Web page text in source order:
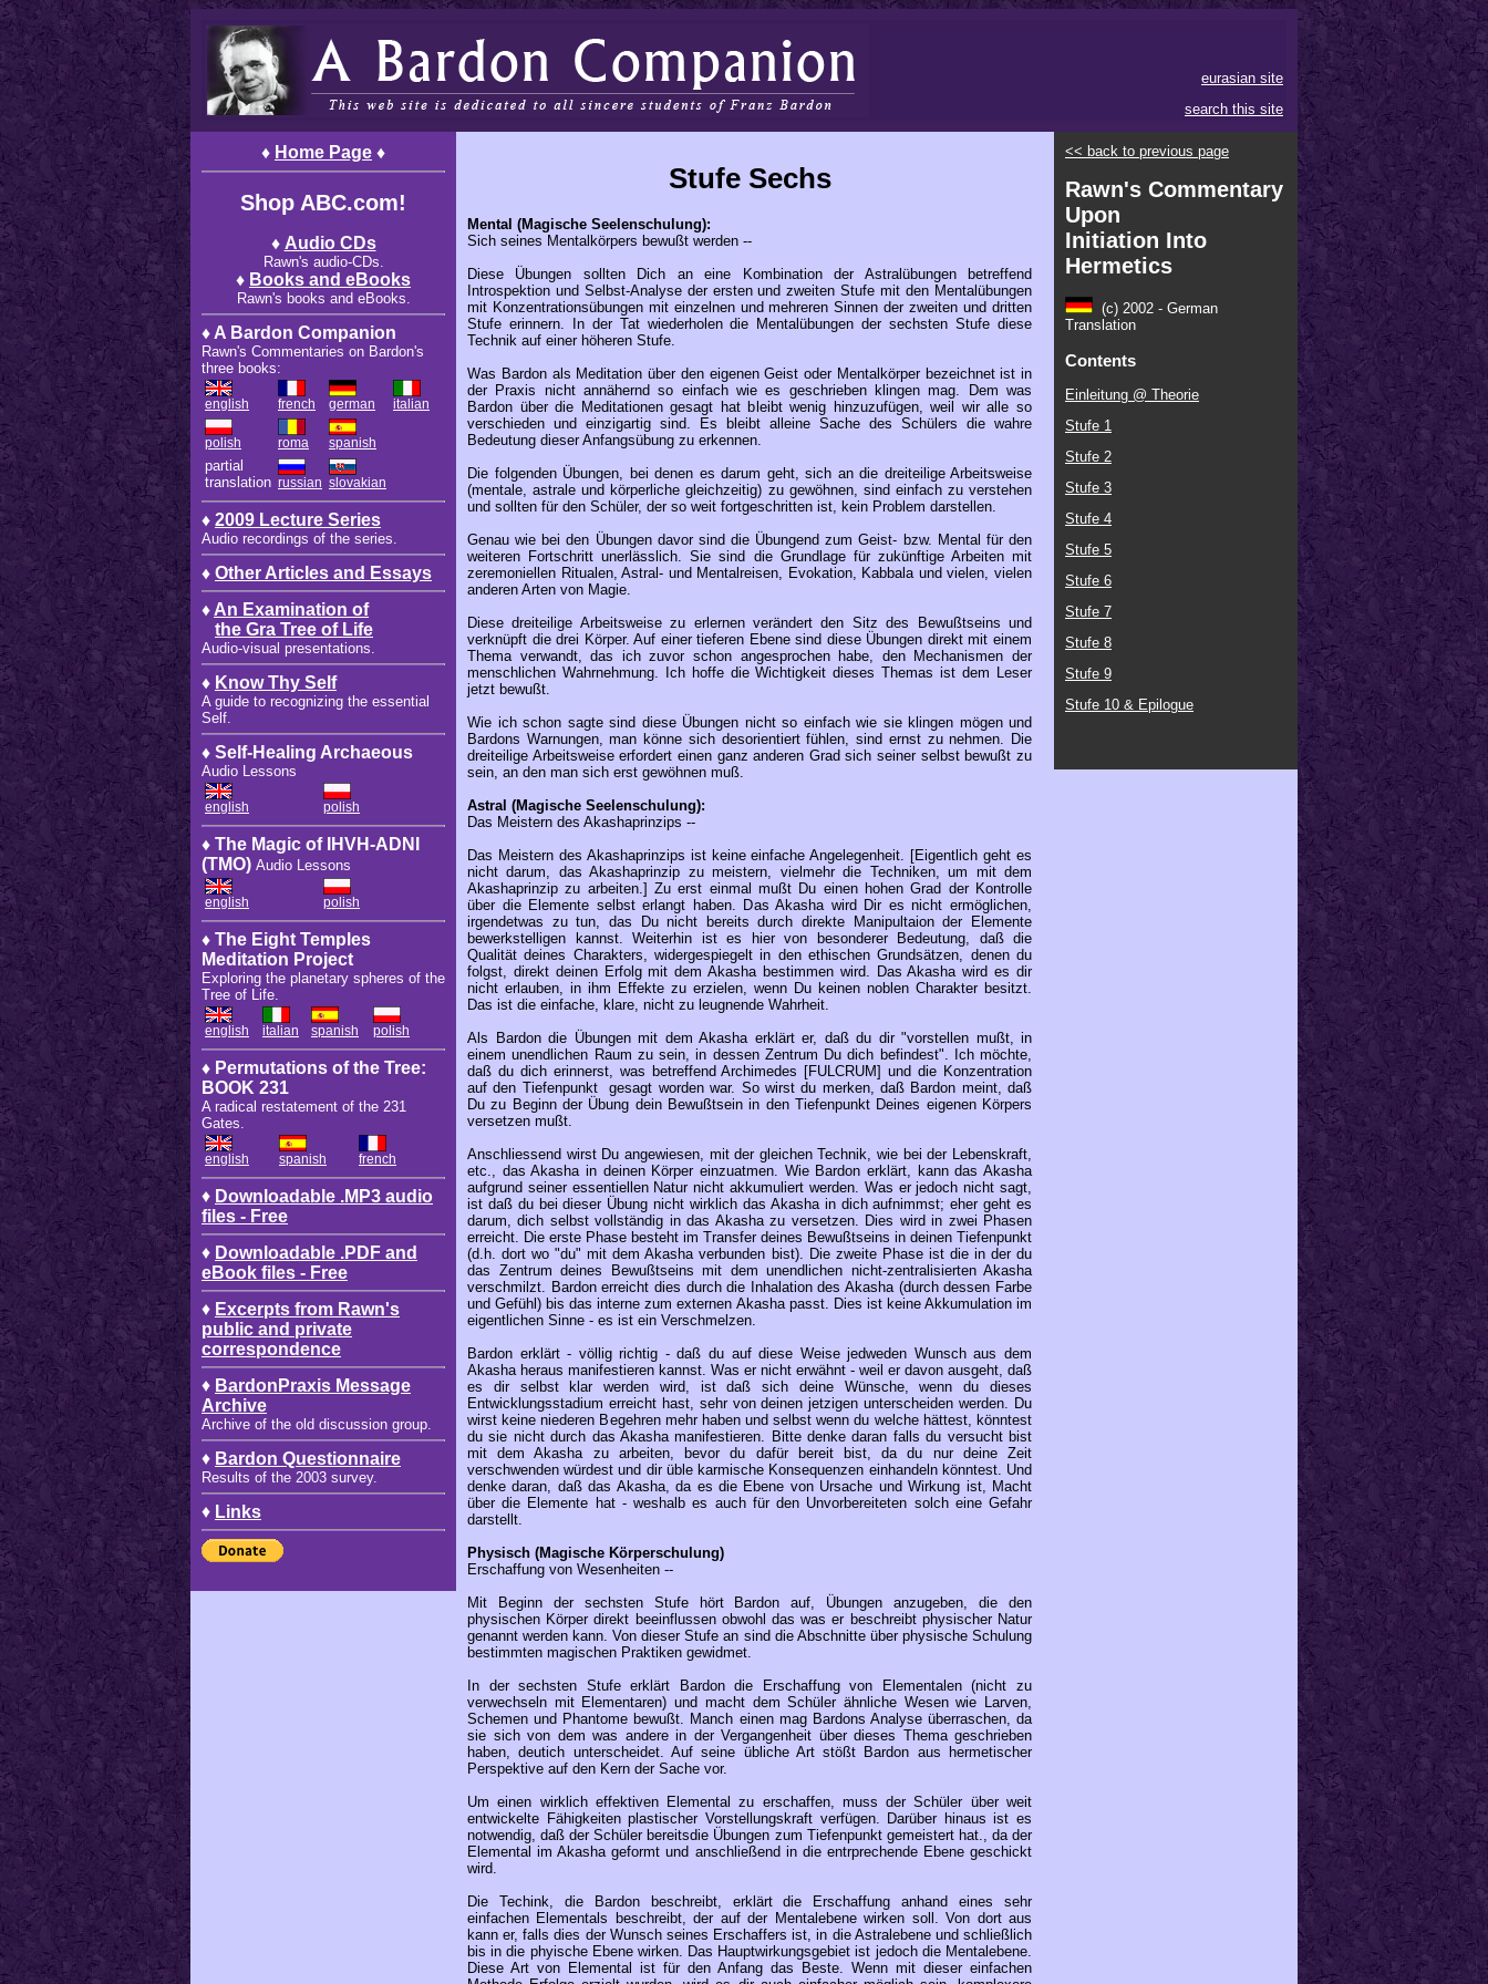
eurasian site
search this site
♦ Home Page ♦
Shop ABC.com!
♦ Audio CDs
Rawn's audio-CDs.
♦ Books and eBooks
Rawn's books and eBooks.
♦ A Bardon Companion
Rawn's Commentaries on Bardon's
three books:
english french german italian
polish roma spanish
partial
translation russian slovakian
♦ 2009 Lecture Series
Audio recordings of the series.
♦ Other Articles and Essays
♦ An Examination of
the Gra Tree of Life
Audio-visual presentations.
♦ Know Thy Self
A guide to recognizing the essential
Self.
♦ Self-Healing Archaeous
Audio Lessons
english polish
♦ The Magic of IHVH-ADNI
(TMO) Audio Lessons
english polish
♦ The Eight Temples
Meditation Project
Exploring the planetary spheres of the
Tree of Life.
english italian spanish polish
♦ Permutations of the Tree:
BOOK 231
A radical restatement of the 231
Gates.
english spanish french
♦ Downloadable .MP3 audio
files - Free
♦ Downloadable .PDF and
eBook files - Free
♦ Excerpts from Rawn's
public and private
correspondence
♦ BardonPraxis Message
Archive
Archive of the old discussion group.
♦ Bardon Questionnaire
Results of the 2003 survey.
♦ Links
Stufe Sechs
Mental (Magische Seelenschulung):
Sich seines Mentalkörpers bewußt werden --
Diese Übungen sollten Dich an eine Kombination der Astralübungen betreffend
Introspektion und Selbst-Analyse der ersten und zweiten Stufe mit den Mentalübungen
mit Konzentrationsübungen mit einzelnen und mehreren Sinnen der zweiten und dritten
Stufe erinnern. In der Tat wiederholen die Mentalübungen der sechsten Stufe diese
Technik auf einer höheren Stufe.
Was Bardon als Meditation über den eigenen Geist oder Mentalkörper bezeichnet ist in
der Praxis nicht annähernd so einfach wie es geschrieben klingen mag. Dem was
Bardon über die Meditationen gesagt hat bleibt wenig hinzuzufügen, weil wir alle so
verschieden und einzigartig sind. Es bleibt alleine Sache des Schülers die wahre
Bedeutung dieser Anfangsübung zu erkennen.
Die folgenden Übungen, bei denen es darum geht, sich an die dreiteilige Arbeitsweise
(mentale, astrale und körperliche gleichzeitig) zu gewöhnen, sind einfach zu verstehen
und sollten für den Schüler, der so weit fortgeschritten ist, kein Problem darstellen.
Genau wie bei den Übungen davor sind die Übungend zum Geist- bzw. Mental für den
weiteren Fortschritt unerlässlich. Sie sind die Grundlage für zukünftige Arbeiten mit
zeremoniellen Ritualen, Astral- und Mentalreisen, Evokation, Kabbala und vielen, vielen
anderen Arten von Magie.
Diese dreiteilige Arbeitsweise zu erlernen verändert den Sitz des Bewußtseins und
verknüpft die drei Körper. Auf einer tieferen Ebene sind diese Übungen direkt mit einem
Thema verwandt, das ich zuvor schon angesprochen habe, den Mechanismen der
menschlichen Wahrnehmung. Ich hoffe die Wichtigkeit dieses Themas ist dem Leser
jetzt bewußt.
Wie ich schon sagte sind diese Übungen nicht so einfach wie sie klingen mögen und
Bardons Warnungen, man könne sich desorientiert fühlen, sind ernst zu nehmen. Die
dreiteilige Arbeitsweise erfordert einen ganz anderen Grad sich seiner selbst bewußt zu
sein, an den man sich erst gewöhnen muß.
Astral (Magische Seelenschulung):
Das Meistern des Akashaprinzips --
Das Meistern des Akashaprinzips ist keine einfache Angelegenheit. [Eigentlich geht es
nicht darum, das Akashaprinzip zu meistern, vielmehr die Techniken, um mit dem
Akashaprinzip zu arbeiten.] Zu erst einmal mußt Du einen hohen Grad der Kontrolle
über die Elemente selbst erlangt haben. Das Akasha wird Dir es nicht ermöglichen,
irgendetwas zu tun, das Du nicht bereits durch direkte Manipultaion der Elemente
bewerkstelligen kannst. Weiterhin ist es hier von besonderer Bedeutung, daß die
Qualität deines Charakters, widergespiegelt in den ethischen Grundsätzen, denen du
folgst, direkt deinen Erfolg mit dem Akasha bestimmen wird. Das Akasha wird es dir
nicht erlauben, in ihm Effekte zu erzielen, wenn Du keinen noblen Charakter besitzt.
Das ist die einfache, klare, nicht zu leugnende Wahrheit.
Als Bardon die Übungen mit dem Akasha erklärt er, daß du dir "vorstellen mußt, in
einem unendlichen Raum zu sein, in dessen Zentrum Du dich befindest". Ich möchte,
daß du dich erinnerst, was betreffend Archimedes [FULCRUM] und die Konzentration
auf den Tiefenpunkt gesagt worden war. So wirst du merken, daß Bardon meint, daß
Du zu Beginn der Übung dein Bewußtsein in den Tiefenpunkt Deines eigenen Körpers
versetzen mußt.
Anschliessend wirst Du angewiesen, mit der gleichen Technik, wie bei der Lebenskraft,
etc., das Akasha in deinen Körper einzuatmen. Wie Bardon erklärt, kann das Akasha
aufgrund seiner essentiellen Natur nicht akkumuliert werden. Was er jedoch nicht sagt,
ist daß du bei dieser Übung nicht wirklich das Akasha in dich aufnimmst; eher geht es
darum, dich selbst vollständig in das Akasha zu versetzen. Dies wird in zwei Phasen
erreicht. Die erste Phase besteht im Transfer deines Bewußtseins in deinen Tiefenpunkt
(d.h. dort wo "du" mit dem Akasha verbunden bist). Die zweite Phase ist die in der du
das Zentrum deines Bewußtseins mit dem unendlichen nicht-zentralisierten Akasha
verschmilzt. Bardon erreicht dies durch die Inhalation des Akasha (durch dessen Farbe
und Gefühl) bis das interne zum externen Akasha passt. Dies ist keine Akkumulation im
eigentlichen Sinne - es ist ein Verschmelzen.
Bardon erklärt - völlig richtig - daß du auf diese Weise jedweden Wunsch aus dem
Akasha heraus manifestieren kannst. Was er nicht erwähnt - weil er davon ausgeht, daß
es dir selbst klar werden wird, ist daß sich deine Wünsche, wenn du dieses
Entwicklungsstadium erreicht hast, sehr von deinen jetzigen unterscheiden werden. Du
wirst keine niederen Begehren mehr haben und selbst wenn du welche hättest, könntest
du sie nicht durch das Akasha manifestieren. Bitte denke daran falls du versucht bist
mit dem Akasha zu arbeiten, bevor du dafür bereit bist, da du nur deine Zeit
verschwenden würdest und dir üble karmische Konsequenzen einhandeln könntest. Und
denke daran, daß das Akasha, da es die Ebene von Ursache und Wirkung ist, Macht
über die Elemente hat - weshalb es auch für den Unvorbereiteten solch eine Gefahr
darstellt.
Physisch (Magische Körperschulung)
Erschaffung von Wesenheiten --
Mit Beginn der sechsten Stufe hört Bardon auf, Übungen anzugeben, die den
physischen Körper direkt beeinflussen obwohl das was er beschreibt physischer Natur
genannt werden kann. Von dieser Stufe an sind die Abschnitte über physische Schulung
bestimmten magischen Praktiken gewidmet.
In der sechsten Stufe erklärt Bardon die Erschaffung von Elementalen (nicht zu
verwechseln mit Elementaren) und macht dem Schüler ähnliche Wesen wie Larven,
Schemen und Phantome bewußt. Manch einen mag Bardons Analyse überraschen, da
sie sich von dem was andere in der Vergangenheit über dieses Thema geschrieben
haben, deutich unterscheidet. Auf seine übliche Art stößt Bardon aus hermetischer
Perspektive auf den Kern der Sache vor.
Um einen wirklich effektiven Elemental zu erschaffen, muss der Schüler über weit
entwickelte Fähigkeiten plastischer Vorstellungskraft verfügen. Darüber hinaus ist es
notwendig, daß der Schüler bereitsdie Übungen zum Tiefenpunkt gemeistert hat., da der
Elemental im Akasha geformt und anschließend in die entrprechende Ebene geschickt
wird.
Die Techink, die Bardon beschreibt, erklärt die Erschaffung anhand eines sehr
einfachen Elementals beschreibt, der auf der Mentalebene wirken soll. Von dort aus
kann er, falls dies der Wunsch seines Erschaffers ist, in die Astralebene und schließlich
bis in die phyische Ebene wirken. Das Hauptwirkungsgebiet ist jedoch die Mentalebene.
Diese Art von Elemental ist für den Anfang das Beste. Wenn mit dieser einfachen
<< back to previous page
Rawn's Commentary
Upon
Initiation Into
Hermetics
(c) 2002 - German
Translation
Contents
Einleitung @ Theorie
Stufe 1
Stufe 2
Stufe 3
Stufe 4
Stufe 5
Stufe 6
Stufe 7
Stufe 8
Stufe 9
Stufe 10 & Epilogue